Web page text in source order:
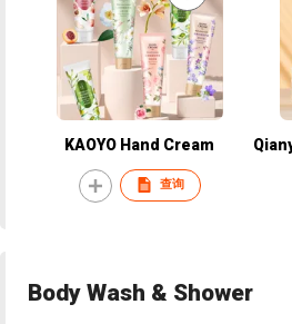
KAOYO Hand Cream
查询
Body Wash & Shower